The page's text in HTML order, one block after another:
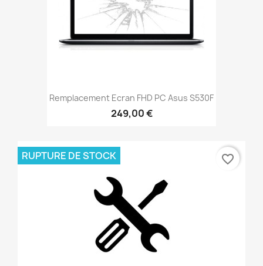
Remplacement Ecran FHD PC Asus S530F
249,00 €
RUPTURE DE STOCK favorite_border